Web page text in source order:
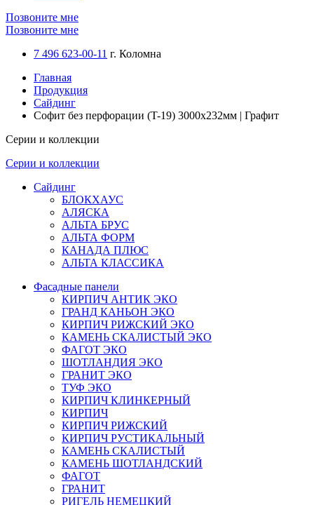
Позвоните мне
Позвоните мне
7 496 623-00-11 г. Коломна
Главная
Продукция
Сайдинг
Софит без перфорации (T-19) 3000х232мм | Графит
Серии и коллекции
Серии и коллекции
Сайдинг
БЛОКХАУС
АЛЯСКА
АЛЬТА БРУС
АЛЬТА ФОРМ
КАНАДА ПЛЮС
АЛЬТА КЛАССИКА
Фасадные панели
КИРПИЧ АНТИК ЭКО
ГРАНД КАНЬОН ЭКО
КИРПИЧ РИЖСКИЙ ЭКО
КАМЕНЬ СКАЛИСТЫЙ ЭКО
ФАГОТ ЭКО
ШОТЛАНДИЯ ЭКО
ГРАНИТ ЭКО
ТУФ ЭКО
КИРПИЧ КЛИНКЕРНЫЙ
КИРПИЧ
КИРПИЧ РИЖСКИЙ
КИРПИЧ РУСТИКАЛЬНЫЙ
КАМЕНЬ СКАЛИСТЫЙ
КАМЕНЬ ШОТЛАНДСКИЙ
ФАГОТ
ГРАНИТ
РИГЕЛЬ НЕМЕЦКИЙ